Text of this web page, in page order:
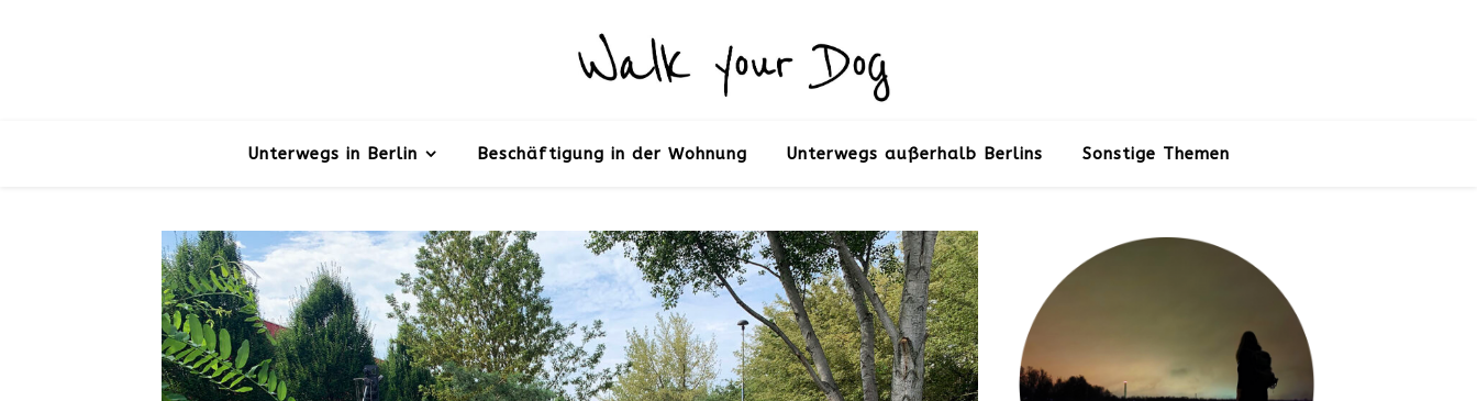
Unterwegs in Berlin Beschäftigung in der Wohnung Unterwegs außerhalb Berlins Sonstige Themen